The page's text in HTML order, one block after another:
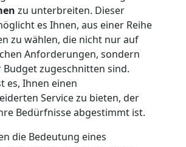
zu unterbreiten. Dieser
es Ihnen, aus einer Reihe
zu wählen, die nicht nur auf
Anforderungen, sondern
zugeschnitten sind.
es, Ihnen einen
Service zu bieten, der
Bedürfnisse abgestimmt ist.
die Bedeutung eines